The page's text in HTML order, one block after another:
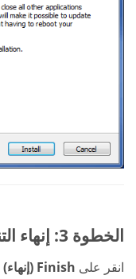
الخطوة 3: إنهاء التنصيب
انقر على Finish (إنهاء)